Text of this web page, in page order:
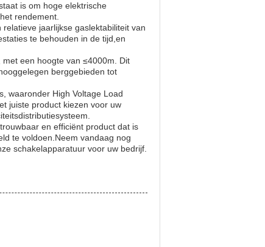
is om hoge elektrische
rendement.
jaarlijkse gaslektabiliteit van
te behouden in de tijd,en
een hoogte van ≤4000m. Dit
berggebieden tot
waaronder High Voltage Load
juiste product kiezen voor uw
en efficiënt product dat is
te voldoen.Neem vandaag nog
schakelapparatuur voor uw bedrijf.